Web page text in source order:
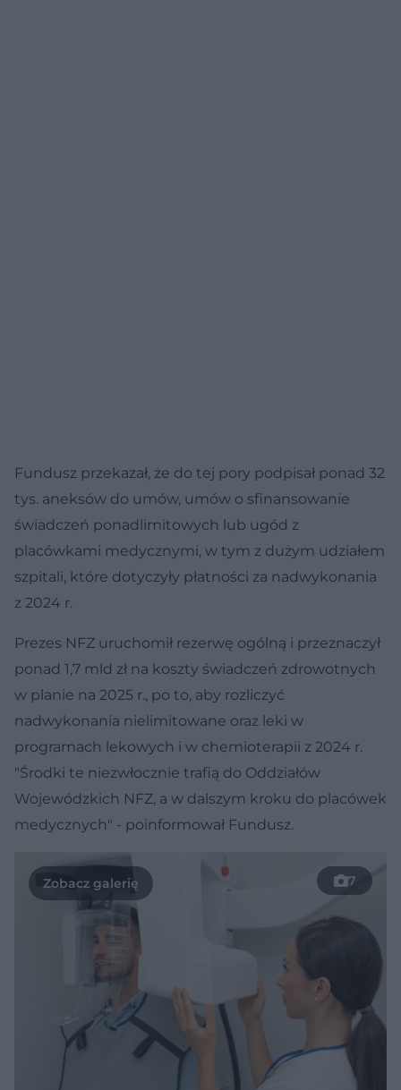
Fundusz przekazał, że do tej pory podpisał ponad 32
tys. aneksów do umów, umów o sfinansowanie
świadczeń ponadlimitowych lub ugód z
placówkami medycznymi, w tym z dużym udziałem
szpitali, które dotyczyły płatności za nadwykonania
z 2024 r.
Prezes NFZ uruchomił rezerwę ogólną i przeznaczył
ponad 1,7 mld zł na koszty świadczeń zdrowotnych
w planie na 2025 r., po to, aby rozliczyć
nadwykonania nielimitowane oraz leki w
programach lekowych i w chemioterapii z 2024 r.
"Środki te niezwłocznie trafią do Oddziałów
Wojewódzkich NFZ, a w dalszym kroku do placówek
medycznych" - poinformował Fundusz.
7